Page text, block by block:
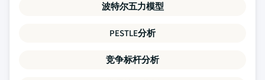
波特尔五力模型
PESTLE分析
竞争标杆分析